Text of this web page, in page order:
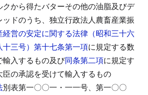
クから得たバターその他の油脂及びデ
ッドのうち、独立行政法人農畜産業振
経営の安定に関する法律（昭和三十六
十三号）第十七条第一項に規定する数
輸入するもの及び同条第二項に規定す
臣の承認を受けて輸入するもの
別表第一〇〇一・一一号、第一〇〇